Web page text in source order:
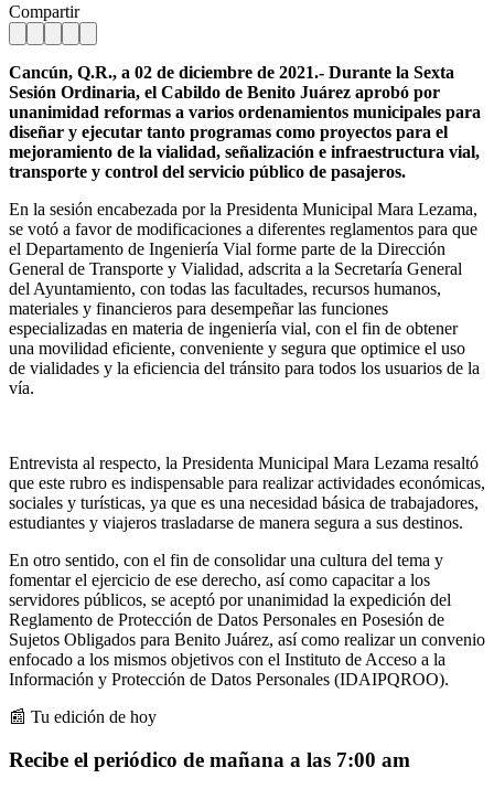
Compartir
Cancún, Q.R., a 02 de diciembre de 2021.- Durante la Sexta
Sesión Ordinaria, el Cabildo de Benito Juárez aprobó por
unanimidad reformas a varios ordenamientos municipales para
diseñar y ejecutar tanto programas como proyectos para el
mejoramiento de la vialidad, señalización e infraestructura vial,
transporte y control del servicio público de pasajeros.
En la sesión encabezada por la Presidenta Municipal Mara Lezama,
se votó a favor de modificaciones a diferentes reglamentos para que
el Departamento de Ingeniería Vial forme parte de la Dirección
General de Transporte y Vialidad, adscrita a la Secretaría General
del Ayuntamiento, con todas las facultades, recursos humanos,
materiales y financieros para desempeñar las funciones
especializadas en materia de ingeniería vial, con el fin de obtener
una movilidad eficiente, conveniente y segura que optimice el uso
de vialidades y la eficiencia del tránsito para todos los usuarios de la
vía.
Entrevista al respecto, la Presidenta Municipal Mara Lezama resaltó
que este rubro es indispensable para realizar actividades económicas,
sociales y turísticas, ya que es una necesidad básica de trabajadores,
estudiantes y viajeros trasladarse de manera segura a sus destinos.
En otro sentido, con el fin de consolidar una cultura del tema y
fomentar el ejercicio de ese derecho, así como capacitar a los
servidores públicos, se aceptó por unanimidad la expedición del
Reglamento de Protección de Datos Personales en Posesión de
Sujetos Obligados para Benito Juárez, así como realizar un convenio
enfocado a los mismos objetivos con el Instituto de Acceso a la
Información y Protección de Datos Personales (IDAIPQROO).
📰 Tu edición de hoy
Recibe el periódico de mañana a las 7:00 am